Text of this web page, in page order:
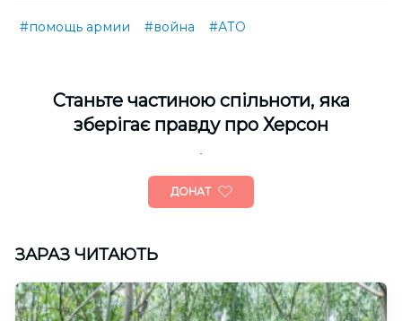
#помощь армии #война #АТО
Cтаньте частиною спільноти, яка
зберігає правду про Херсон
ДОНАТ
ЗАРАЗ ЧИТАЮТЬ